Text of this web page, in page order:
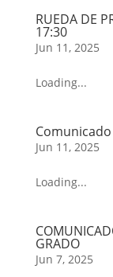
RUEDA DE
17:30
Jun 11, 2025
Loading...
Jun 11, 2025
Loading...
GRADO
Jun 7, 2025